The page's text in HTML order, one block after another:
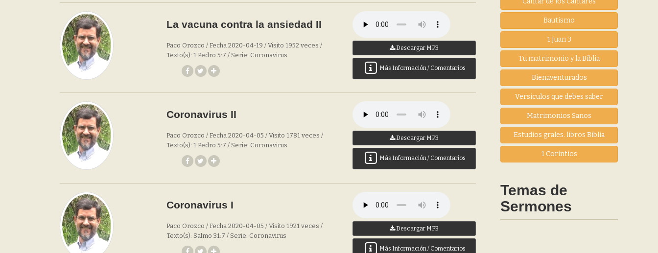
La vacuna contra la ansiedad II
Paco Orozco / Fecha 2020-04-19 / Visito 1952 veces /
Texto(s): 1 Pedro 5:7 / Serie: Coronavirus
Descargar MP3
Más Información / Comentarios
Coronavirus II
Paco Orozco / Fecha 2020-04-05 / Visito 1781 veces /
Texto(s): 1 Pedro 5:7 / Serie: Coronavirus
Descargar MP3
Más Información / Comentarios
Coronavirus I
Paco Orozco / Fecha 2020-04-05 / Visito 1921 veces /
Texto(s): Salmo 31:7 / Serie: Coronavirus
Descargar MP3
Más Información / Comentarios
Bautismo
1 Juan 3
Tu matrimonio y la Biblia
Bienaventurados
Versiculos que debes saber
Matrimonios Sanos
Estudios grales. libros Biblia
1 Corintios
Temas de
Sermones